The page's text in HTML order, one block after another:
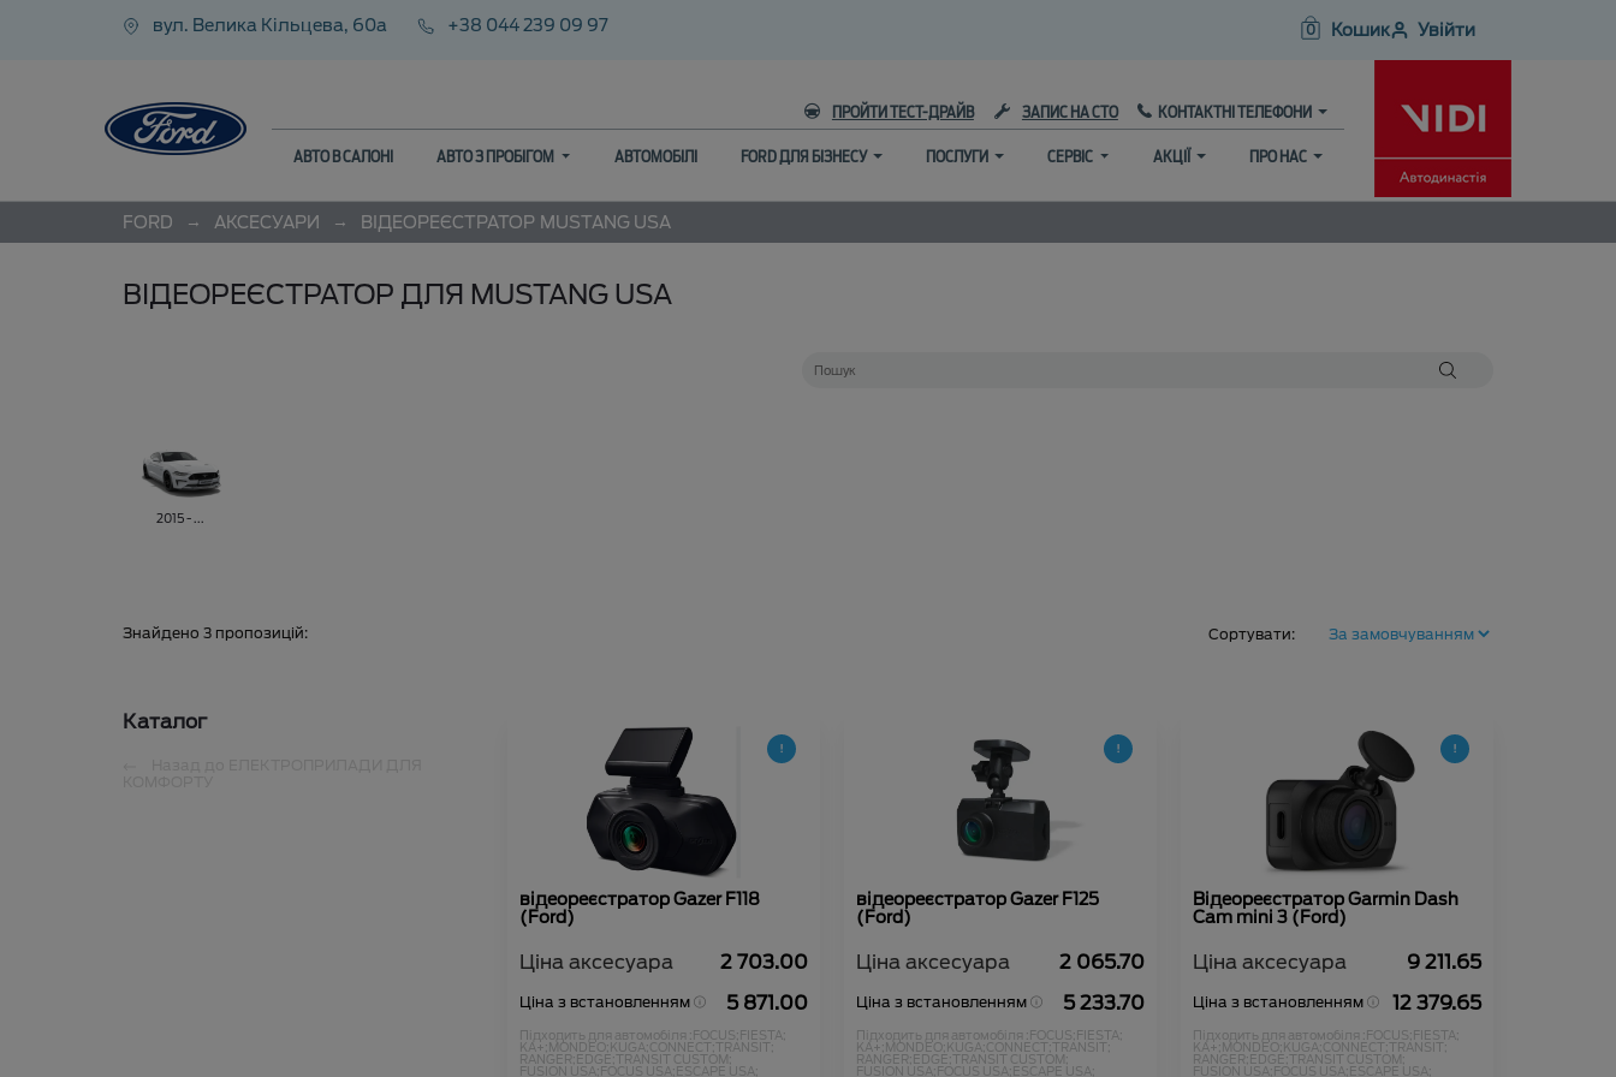
вул. Велика Кільцева, 60а +38 044 239 09 97 Увійти
0 Кошик
ПРОЙТИ ТЕСТ-ДРАЙВ ЗАПИС НА СТО КОНТАКТНІ ТЕЛЕФОНИ
АВТО В САЛОНІ АВТО З ПРОБІГОМ АВТОМОБІЛІ FORD ДЛЯ БІЗНЕСУ ПОСЛУГИ СЕРВІС АКЦІЇ ПРО НАС
FORD → АКСЕСУАРИ → ВІДЕОРЕЄСТРАТОР MUSTANG USA
ВІДЕОРЕЄСТРАТОР ДЛЯ MUSTANG USA
2015 - ...
Знайдено 3 пропозицій: Сортувати:
Каталог
відеореєстратор Gazer F118
(Ford)
Ціна аксесуара 2 703.00
Ціна з встановленням 5 871.00
Підходить для автомобіля :FOCUS;FIESTA;
KA+;MONDEO;KUGA;CONNECT;TRANSIT;
RANGER;EDGE;TRANSIT CUSTOM;
FUSION USA;FOCUS USA;ESCAPE USA;
відеореєстратор Gazer F125
(Ford)
Ціна аксесуара 2 065.70
Ціна з встановленням 5 233.70
Підходить для автомобіля :FOCUS;FIESTA;
KA+;MONDEO;KUGA;CONNECT;TRANSIT;
RANGER;EDGE;TRANSIT CUSTOM;
FUSION USA;FOCUS USA;ESCAPE USA;
Відеореєстратор Garmin Dash
Cam mini 3 (Ford)
Ціна аксесуара 9 211.65
Ціна з встановленням 12 379.65
Підходить для автомобіля :FOCUS;FIESTA;
KA+;MONDEO;KUGA;CONNECT;TRANSIT;
RANGER;EDGE;TRANSIT CUSTOM;
FUSION USA;FOCUS USA;ESCAPE USA;